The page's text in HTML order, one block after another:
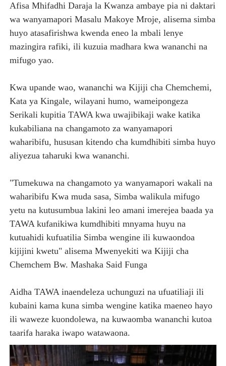
Afisa Mhifadhi Daraja la Kwanza ambaye pia ni daktari
wa wanyamapori Masalu Makoye Mroje, alisema simba
huyo atasafirishwa kwenda eneo la mbali lenye
mazingira rafiki, ili kuzuia madhara kwa wananchi na
mifugo yao.
Kwa upande wao, wananchi wa Kijiji cha Chemchemi,
Kata ya Kingale, wilayani humo, wameipongeza
Serikali kupitia TAWA kwa uwajibikaji wake katika
kukabiliana na changamoto za wanyamapori
waharibifu, hususan kitendo cha kumdhibiti simba huyo
aliyezua taharuki kwa wananchi.
"Tumekuwa na changamoto ya wanyamapori wakali na
waharibifu Kwa muda sasa, Simba walikula mifugo
yetu na kutusumbua lakini leo amani imerejea baada ya
TAWA kufanikiwa kumdhibiti mnyama huyu na
kutuahidi kufuatilia Simba wengine ili kuwaondoa
kijijini kwetu" alisema Mwenyekiti wa Kijiji cha
Chemchem Bw. Mashaka Said Funga
Aidha TAWA inaendeleza uchunguzi na ufuatiliaji ili
kubaini kama kuna simba wengine katika maeneo hayo
ili waweze kuondolewa, na kuwaomba wananchi kutoa
taarifa haraka iwapo watawaona.